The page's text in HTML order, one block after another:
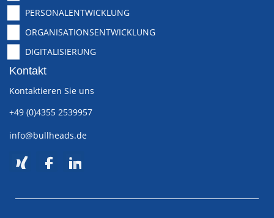
PERSONALENTWICKLUNG
ORGANISATIONSENTWICKLUNG
DIGITALISIERUNG
Kontakt
Kontaktieren Sie uns
+49 (0)4355 2539957
info@bullheads.de